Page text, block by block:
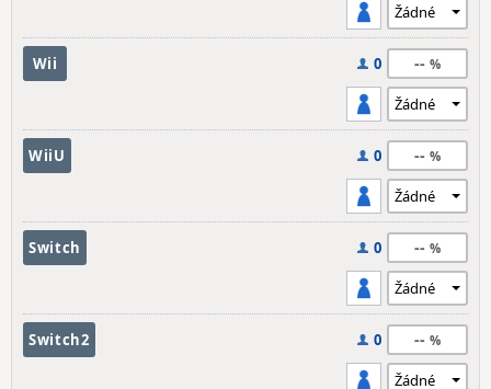
Wii 0 --
WiiU 0 --
Switch 0 --
Switch2 0 --